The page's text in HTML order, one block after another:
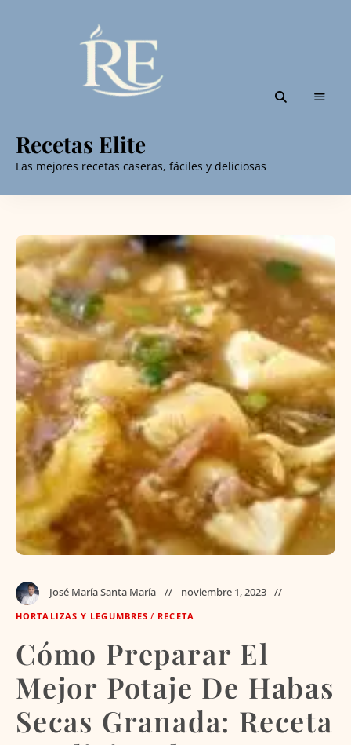
Recetas Elite
Las mejores recetas caseras, fáciles y deliciosas
José María Santa María noviembre 1, 2023
HORTALIZAS Y LEGUMBRES / RECETA
Cómo Preparar El
Mejor Potaje De Habas
Secas Granada: Receta